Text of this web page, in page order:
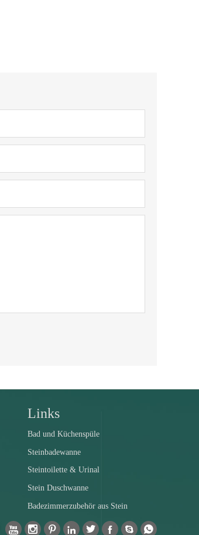
Links
Bad und Küchenspüle
Steinbadewanne
Steintoilette & Urinal
Stein Duschwanne
Badezimmerzubehör aus Stein
       